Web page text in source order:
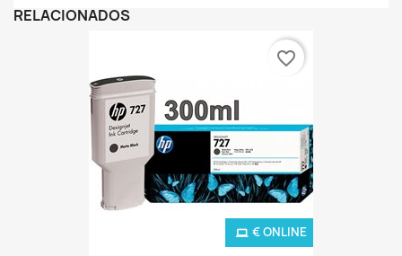
RELACIONADOS
€ ONLINE
favorite_border